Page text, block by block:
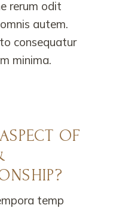
rerum odit
autem.
consequatur
minima.
OF
temp